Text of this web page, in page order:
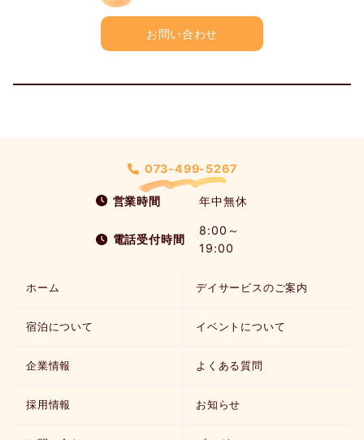
お問い合わせ
073-499-5267
営業時間 年中無休
電話受付時間
8:00～
19:00
ホーム デイサービスのご案内
宿泊について イベントについて
企業情報 よくある質問
採用情報 お知らせ